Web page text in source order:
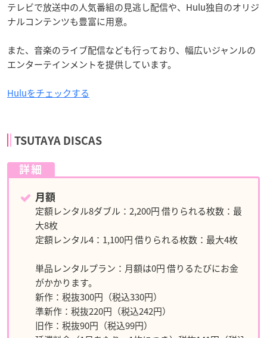
テレビで放送中の人気番組の見逃し配信や、Hulu独自のオリジ
ナルコンテンツも豊富に用意。
また、音楽のライブ配信なども行っており、幅広いジャンルの
エンターテインメントを提供しています。
Huluをチェックする
TSUTAYA DISCAS
詳細
月額
定額レンタル8ダブル：2,200円 借りられる枚数：最
大8枚
定額レンタル4：1,100円 借りられる枚数：最大4枚
単品レンタルプラン：月額は0円 借りるたびにお金
がかかります。
新作：税抜300円（税込330円）
準新作：税抜220円（税込242円）
旧作：税抜90円（税込99円）